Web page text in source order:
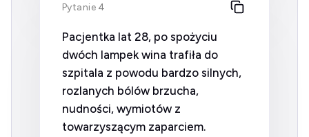
Pytanie 4
Pacjentka lat 28, po spożyciu
dwóch lampek wina trafiła do
szpitala z powodu bardzo silnych,
rozlanych bólów brzucha,
nudności, wymiotów z
towarzyszącym zaparciem.